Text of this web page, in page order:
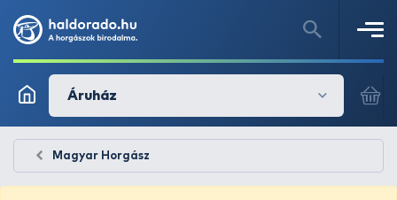
Áruház
Magyar Horgász